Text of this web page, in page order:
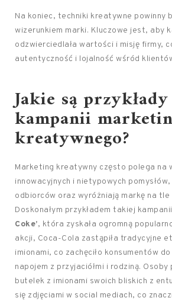
Na koniec, techniki kreatywne powinny
wizerunkiem marki. Kluczowe jest, aby
odzwierciedlała wartości i misję firmy,
autentyczność i lojalność wśród
Jakie są
kampanii
kreatywnego?
Marketing kreatywny często polega na
innowacyjnych i nietypowych
odbiorców oraz wyróżniają markę na tle
Doskonałym przykładem takiej
Coke’, która zyskała ogromną
akcji, Coca-Cola zastąpiła tradycyjne
imionami, co zachęciło konsumentów
napojem z przyjaciółmi i rodziną. Osoby
butelek z imionami swoich bliskich z
się zdjęciami w social mediach, co